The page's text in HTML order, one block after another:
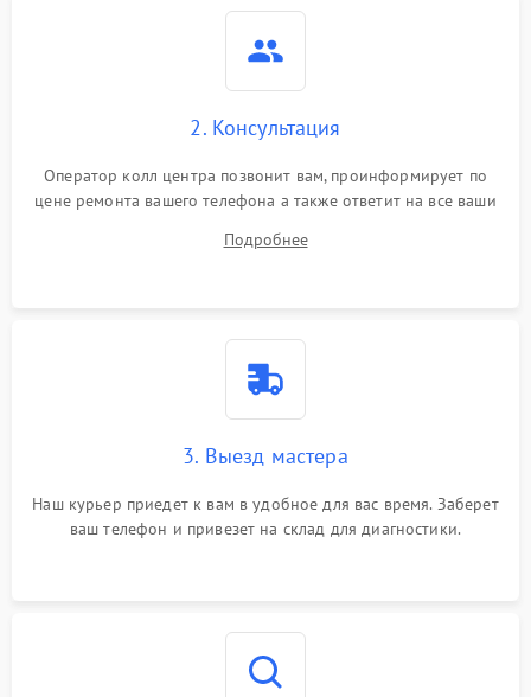
2. Консультация
Оператор колл центра позвонит вам, проинформирует по
цене ремонта вашего телефона а также ответит на все ваши
Подробнее
3. Выезд мастера
Наш курьер приедет к вам в удобное для вас время. Заберет
ваш телефон и привезет на склад для диагностики.